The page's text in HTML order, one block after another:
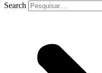
Search